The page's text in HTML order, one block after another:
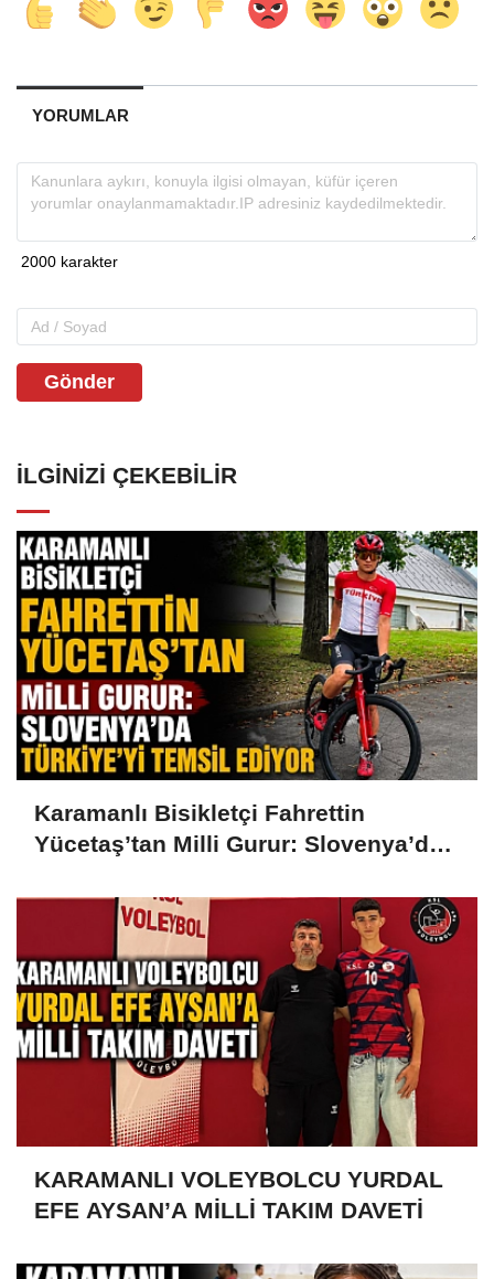
YORUMLAR
Gönder
İLGINIZI ÇEKEBILIR
Karamanlı Bisikletçi Fahrettin
Yücetaş’tan Milli Gurur: Slovenya’da
KARAMANLI VOLEYBOLCU YURDAL
EFE AYSAN’A MİLLİ TAKIM DAVETİ